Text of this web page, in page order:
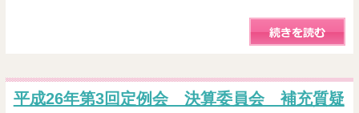
平成26年第3回定例会 決算委員会 補充質疑